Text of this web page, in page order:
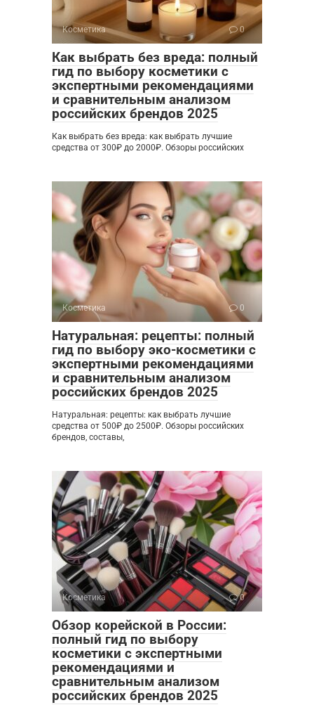
Косметика 0
Как выбрать без вреда: полный
гид по выбору косметики с
экспертными рекомендациями
и сравнительным анализом
российских брендов 2025
Как выбрать без вреда: как выбрать лучшие
средства от 300₽ до 2000₽. Обзоры российских
Косметика 0
Натуральная: рецепты: полный
гид по выбору эко-косметики с
экспертными рекомендациями
и сравнительным анализом
российских брендов 2025
Натуральная: рецепты: как выбрать лучшие
средства от 500₽ до 2500₽. Обзоры российских
брендов, составы,
Косметика 0
Обзор корейской в России:
полный гид по выбору
косметики с экспертными
рекомендациями и
сравнительным анализом
российских брендов 2025